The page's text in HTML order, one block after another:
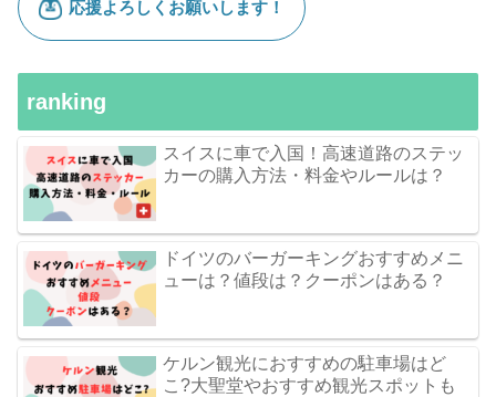
ranking
スイスに車で入国！高速道路のステッ
カーの購入方法・料金やルールは？
ドイツのバーガーキングおすすめメニ
ューは？値段は？クーポンはある？
ケルン観光におすすめの駐車場はど
こ?大聖堂やおすすめ観光スポットも